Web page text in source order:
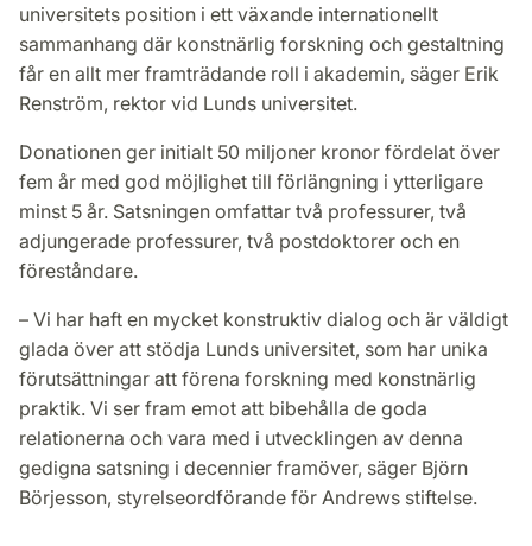
universitets position i ett växande internationellt
sammanhang där konstnärlig forskning och gestaltning
får en allt mer framträdande roll i akademin, säger Erik
Renström, rektor vid Lunds universitet.
Donationen ger initialt 50 miljoner kronor fördelat över
fem år med god möjlighet till förlängning i ytterligare
minst 5 år. Satsningen omfattar två professurer, två
adjungerade professurer, två postdoktorer och en
föreståndare.
– Vi har haft en mycket konstruktiv dialog och är väldigt
glada över att stödja Lunds universitet, som har unika
förutsättningar att förena forskning med konstnärlig
praktik. Vi ser fram emot att bibehålla de goda
relationerna och vara med i utvecklingen av denna
gedigna satsning i decennier framöver, säger Björn
Börjesson, styrelseordförande för Andrews stiftelse.